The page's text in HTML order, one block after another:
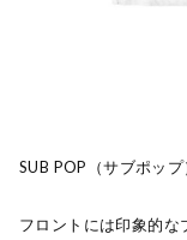
SUB POP（サブポッ
フロントには印象的な